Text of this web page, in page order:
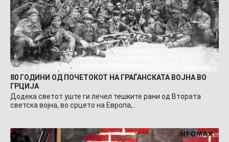
80 ГОДИНИ ОД ПОЧЕТОКОТ НА ГРАЃАНСКАТА ВОЈНА ВО
ГРЦИЈА
Додека светот уште ги лечел тешките рани од Втората
светска војна, во срцето на Европа,…